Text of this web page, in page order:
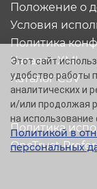
Положение о
Условия
Политика
Каталог XML
Каталог CSV
Политика
OneTrust
Этот сайт
удобство работы
аналитических и
и/или продолжая
на
Политикой в
персональных